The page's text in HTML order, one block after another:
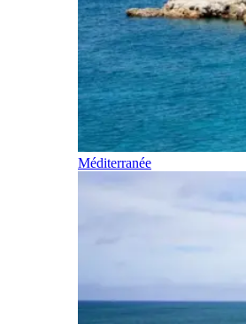
Méditerranée